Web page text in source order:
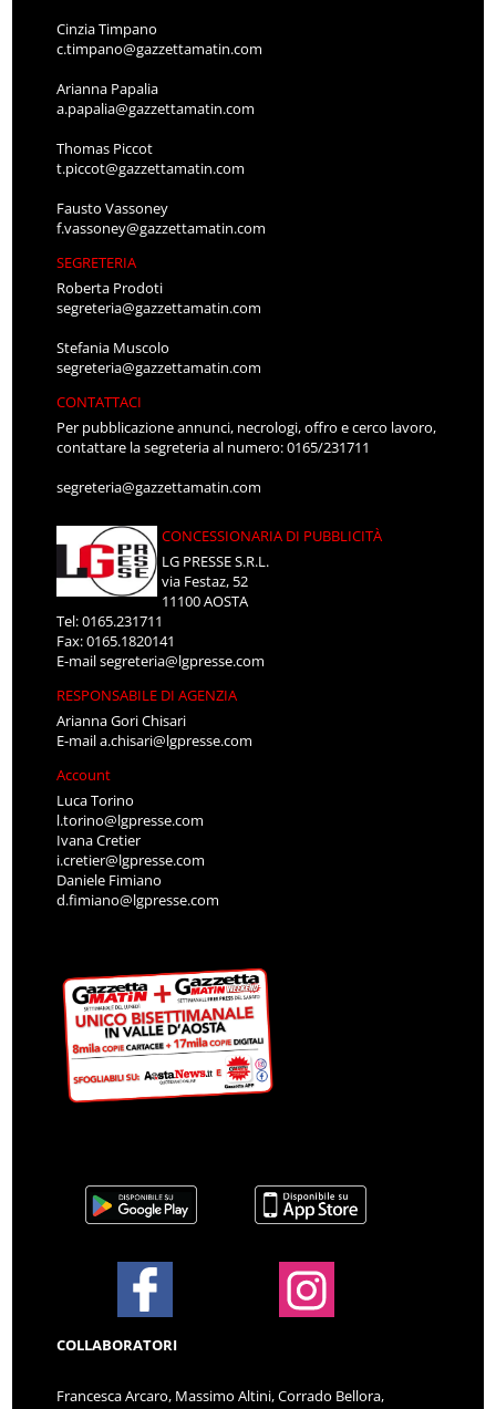
Cinzia Timpano
c.timpano@gazzettamatin.com
Arianna Papalia
a.papalia@gazzettamatin.com
Thomas Piccot
t.piccot@gazzettamatin.com
Fausto Vassoney
f.vassoney@gazzettamatin.com
SEGRETERIA
Roberta Prodoti
segreteria@gazzettamatin.com
Stefania Muscolo
segreteria@gazzettamatin.com
CONTATTACI
Per pubblicazione annunci, necrologi, offro e cerco lavoro,
contattare la segreteria al numero: 0165/231711
segreteria@gazzettamatin.com
CONCESSIONARIA DI PUBBLICITÀ
LG PRESSE S.R.L.
via Festaz, 52
11100 AOSTA
Tel: 0165.231711
Fax: 0165.1820141
E-mailsegreteria@lgpresse.com
RESPONSABILE DI AGENZIA
Arianna Gori Chisari
E-maila.chisari@lgpresse.com
Account
Luca Torino
l.torino@lgpresse.com
Ivana Cretier
i.cretier@lgpresse.com
Daniele Fimiano
d.fimiano@lgpresse.com
COLLABORATORI
Francesca Arcaro, Massimo Altini, Corrado Bellora,